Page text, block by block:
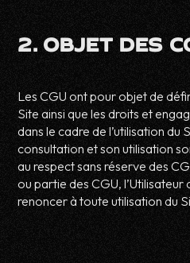
2. OBJET DES
Les CGU ont pour objet de
Site ainsi que les droits et
dans le cadre de l’utilisation du
consultation et son utilisation
au respect sans réserve des
ou partie des CGU,
renoncer à toute utilisation du